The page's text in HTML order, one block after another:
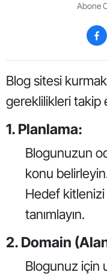
Abone
Blog sitesi kurmak
gereklilikleri takip
1. Planlama:
Blogunuzun
konu
Hedef kitlenizi
tanımlayın.
2. Domain
Blogunuz için